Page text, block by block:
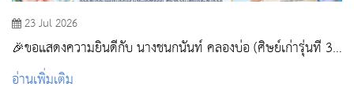
23 Jul 2026
🎉ขอแสดงความยินดีกับ นางชนกนันท์ คลองบ่อ (ศิษย์เก่ารุ่นที่ 30
วิทยาลัยพยาบาลบรมราชชนนี สระบุรี)
อ่านเพิ่มเติม